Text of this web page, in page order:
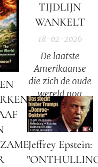
TIJDLIJN
WANKELT
18-02-2026
De laatste
Amerikaanse
die zich de oude
wereld nog
herinnerde —
Wat ze haar
familie vertelde
voordat ze stierf
(1953).
Jeffrey Epstein: